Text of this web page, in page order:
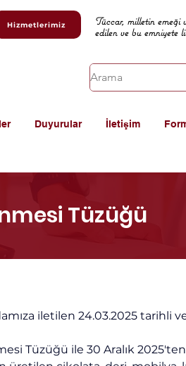
Hizmetlerimiz
Tüccar, milletin emeği
edilen ve bu emniyete
Duyurular İletişim
Tüzüğü
iletilen 24.03.2025 tarihli ve
Tüzüğü ile 30 Aralık